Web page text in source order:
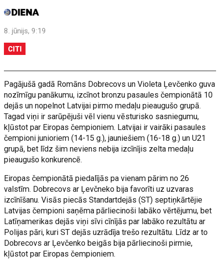
8. jūnijs, 9:19
CITI
Pagājušā gadā Romāns Dobrecovs un Violeta Ļevčenko guva
nozīmīgu panākumu, izcīnot bronzu pasaules čempionātā 10
dejās un nopelnot Latvijai pirmo medaļu pieaugušo grupā.
Tagad viņi ir sarūpējuši vēl vienu vēsturisko sasniegumu,
kļūstot par Eiropas čempioniem. Latvijai ir vairāki pasaules
čempioni junioriem (14-15 g.), jauniešiem (16-18 g.) un U21
grupā, bet līdz šim neviens nebija izcīnījis zelta medaļu
pieaugušo konkurencē.
Eiropas čempionātā piedalījās pa vienam pārim no 26
valstīm. Dobrecovs ar Ļevčneko bija favorīti uz uzvaras
izcīnīšanu. Visās piecās Standartdejās (ST) septiņkārtējie
Latvijas čempioni saņēma pārliecinoši labāko vērtējumu, bet
Latīņamerikas dejās viņi sīvi cīnījās par labāko rezultātu ar
Polijas pāri, kuri ST dejās uzrādīja trešo rezultātu. Līdz ar to
Dobrecovs ar Ļevčenko beigās bija pārliecinoši pirmie,
kļūstot par Eiropas čempioniem.